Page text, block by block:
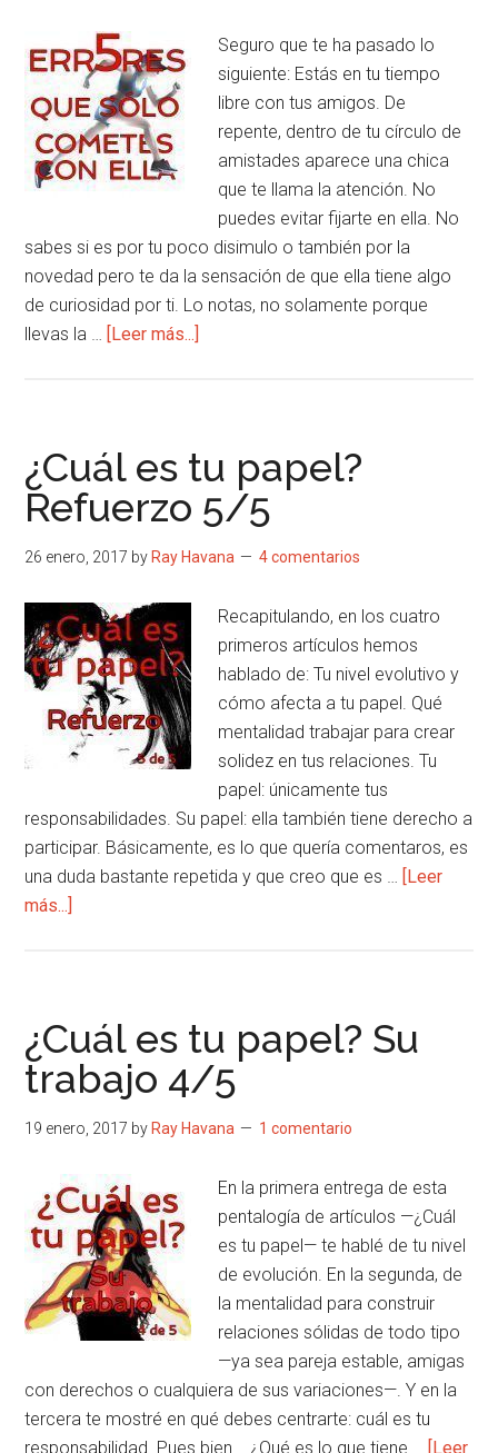
no
te
atreves)
Seguro que te ha pasado lo
siguiente: Estás en tu tiempo
libre con tus amigos. De
repente, dentro de tu círculo de
amistades aparece una chica
que te llama la atención. No
puedes evitar fijarte en ella. No
sabes si es por tu poco disimulo o también por la
novedad pero te da la sensación de que ella tiene algo
de curiosidad por ti. Lo notas, no solamente porque
llevas la …
[Leer más...]
cometes
sólo
ella
cómo
evitarlos)
¿Cuál es tu papel?
Refuerzo 5/5
26 enero, 2017 by Ray Havana 4 comentarios
Recapitulando, en los cuatro
primeros artículos hemos
hablado de: Tu nivel evolutivo y
cómo afecta a tu papel. Qué
mentalidad trabajar para crear
solidez en tus relaciones. Tu
papel: únicamente tus
responsabilidades. Su papel: ella también tiene derecho a
participar. Básicamente, es lo que quería comentaros, es
una duda bastante repetida y que creo que es …
[Leer
más...]
papel?
Refuerzo
¿Cuál es tu papel? Su
trabajo 4/5
19 enero, 2017 by Ray Havana 1 comentario
En la primera entrega de esta
pentalogía de artículos —¿Cuál
es tu papel— te hablé de tu nivel
de evolución. En la segunda, de
la mentalidad para construir
relaciones sólidas de todo tipo
—ya sea pareja estable, amigas
con derechos o cualquiera de sus variaciones—. Y en la
tercera te mostré en qué debes centrarte: cuál es tu
responsabilidad. Pues bien... ¿Qué es lo que tiene …
[Leer